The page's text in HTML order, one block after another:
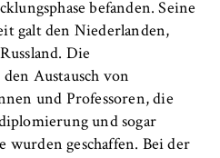
befanden. Seine
galt den Niederlanden,
Die
Austausch von
und Professoren, die
und sogar
wurden geschaffen. Bei der